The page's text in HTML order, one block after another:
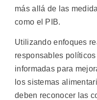
más allá de las
como el PIB.
Utilizando enfoques
responsables
informadas para
los sistemas
deben reconocer las